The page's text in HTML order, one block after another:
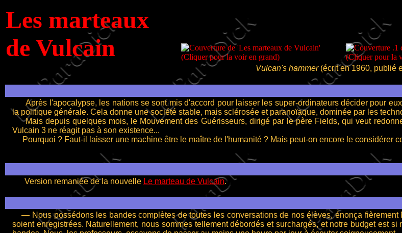
Les marteaux
de Vulcain
Vulcan's hammer(écrit en 1960, publié
Après l'apocalypse, les nations se sont mis d'accord pour laisser les super-ordinateurs décider pour
la politique générale. Cela donne une société stable, mais sclérosée et paranoïaque, dominée par les
Mais depuis quelques mois, le Mouvement des Guérisseurs, dirigé par le père Fields, qui veut
Vulcain 3 ne réagit pas à son existence...
Pourquoi ? Faut-il laisser une machine être le maître de l'humanité ? Mais peut-on encore le considérer
Version remaniée de la nouvelle Le marteau de Vulcain.
— Nous possédons les bandes complètes de toutes les conversations de nos élèves, énonça
soient enregistrées. Naturellement, nous sommes tellement débordés et surchargés, et notre budget est